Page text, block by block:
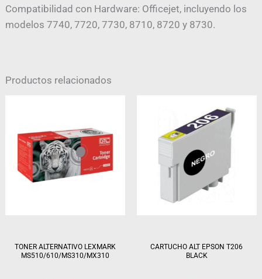
Compatibilidad con Hardware: Officejet, incluyendo los
modelos 7740, 7720, 7730, 8710, 8720 y 8730.
Productos relacionados
TONER ALTERNATIVO LEXMARK
MS510/610/MS310/MX310
CARTUCHO ALT EPSON T206
BLACK